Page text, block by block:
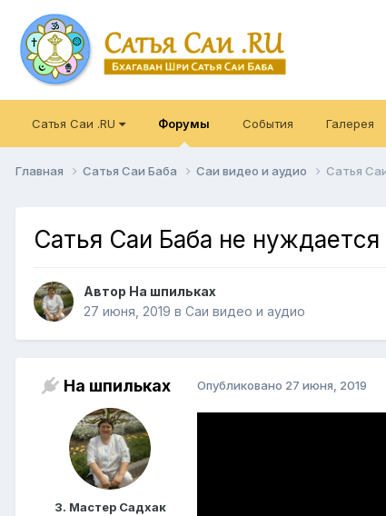
Сатья Саи .RU Форумы События Галерея
Главная Сатья Саи Баба Саи видео и аудио Сатья
Сатья Саи Баба не
Автор На шпильках
27 июня, 2019 в Саи видео и аудио
На шпильках
3. Мастер Садхак
Опубликовано 27 июня, 2019